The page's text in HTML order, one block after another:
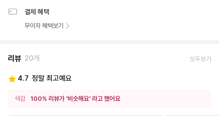
결제 혜택
무이자 혜택보기
리뷰 20개 모두보기
4.7 정말 최고예요
색감 100% 리뷰가 '비슷해요' 라고 했어요